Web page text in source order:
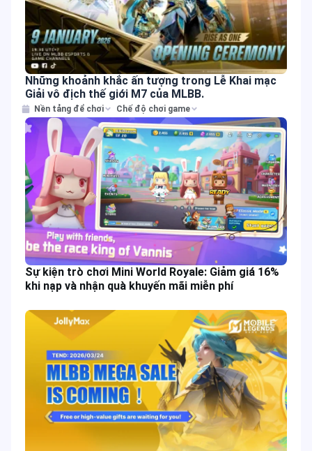
Những khoảnh khắc ấn tượng trong Lễ Khai mạc
Giải vô địch thế giới M7 của MLBB.
Nền tảng để chơi Chế độ chơi game
Sự kiện trò chơi Mini World Royale: Giảm giá 16%
khi nạp và nhận quà khuyến mãi miễn phí